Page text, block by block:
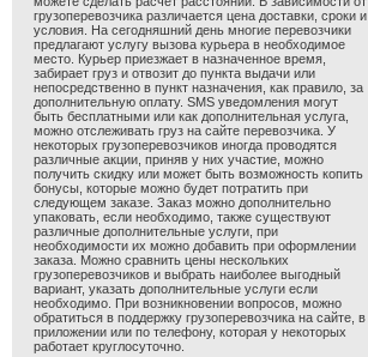
грузоперевозчика различается цена доставки, сроки и
условия. На сегодняшний день многие перевозчики
предлагают услугу вызова курьера в необходимое
место. Курьер приезжает в назначенное время,
забирает груз и отвозит до пункта выдачи или
непосредственно в пункт назначения, как правило, за
дополнительную оплату. SMS уведомления могут
быть бесплатными или как дополнительная услуга,
можно отслеживать груз на сайте перевозчика. У
некоторых грузоперевозчиков иногда проводятся
различные акции, приняв у них участие, можно
получить скидку или может быть возможность копить
бонусы, которые можно будет потратить при
следующем заказе. Заказ можно дополнительно
упаковать, если необходимо, также существуют
различные дополнительные услуги, при
необходимости их можно добавить при оформлении
заказа. Можно сравнить цены нескольких
грузоперевозчиков и выбрать наиболее выгодный
вариант, указать дополнительные услуги если
необходимо. При возникновении вопросов, можно
обратиться в поддержку грузоперевозчика на сайте, в
приложении или по телефону, которая у некоторых
работает круглосуточно.